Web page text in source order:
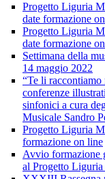
Progetto Liguria
date formazione
Progetto Liguria
date formazione
Settimana della
14 maggio 2022
“Te li
conferenze
sinfonici a cura
Musicale Sandro
Progetto Liguria
formazione on line
Avvio formazione
al Progetto Liguria